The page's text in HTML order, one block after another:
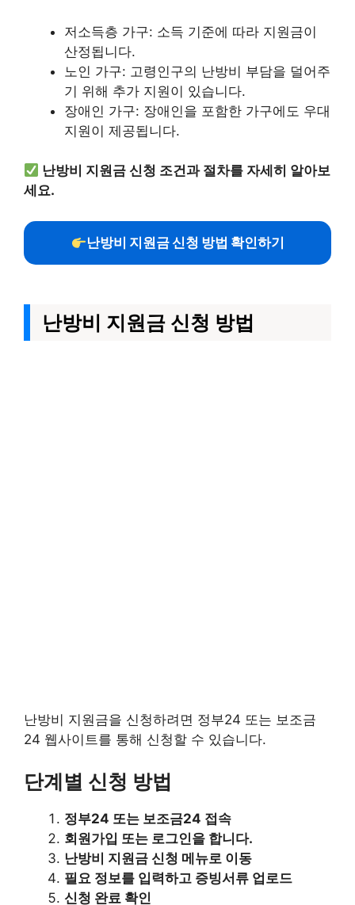
저소득층 가구: 소득 기준에 따라 지원금이
산정됩니다.
노인 가구: 고령인구의 난방비 부담을 덜어주
기 위해 추가 지원이 있습니다.
장애인 가구: 장애인을 포함한 가구에도 우대
지원이 제공됩니다.
난방비 지원금 신청 조건과 절차를 자세히 알아보
세요.
난방비 지원금 신청 방법 확인하기
난방비 지원금 신청 방법
난방비 지원금을 신청하려면 정부24 또는 보조금
24 웹사이트를 통해 신청할 수 있습니다.
단계별 신청 방법
정부24 또는 보조금24 접속
회원가입 또는 로그인을 합니다.
난방비 지원금 신청 메뉴로 이동
필요 정보를 입력하고 증빙서류 업로드
신청 완료 확인